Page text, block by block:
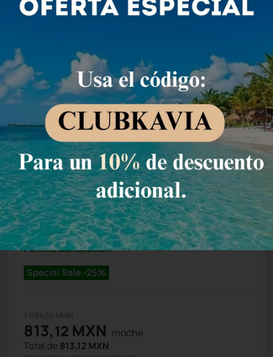
7
dobles
4 Personas
22 m2
Vista a la Playa
Ver detalle de la habitación
Condiciones de estancia
Huéspedes
Precio para2 huéspedes
Nº de habitaciones
Tarifa Web
Precio para 2 Huéspedes:
Pago en el Hotel(+1)
Special Sale -25%
Permite Cancelación
813,12 MXN /noche
Total de 813,12 MXN